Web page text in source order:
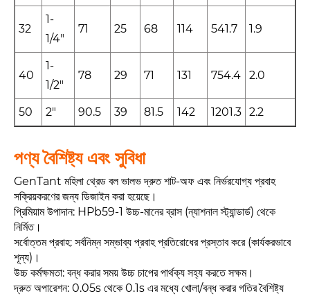
32
1-
1/4"
71 25 68 114 541.7 1.9
40
1-
1/2"
78 29 71 131 754.4 2.0
50 2" 90.5 39 81.5 142 1201.3 2.2
পণ্য বৈশিষ্ট্য এবং সুবিধা
GenTant মহিলা থ্রেড বল ভালভ দ্রুত শাট-অফ এবং নির্ভরযোগ্য প্রবাহ
সক্রিয়করণের জন্য ডিজাইন করা হয়েছে।
প্রিমিয়াম উপাদান: HPb59-1 উচ্চ-মানের ব্রাস (ন্যাশনাল স্ট্যান্ডার্ড) থেকে
নির্মিত।
সর্বোত্তম প্রবাহ: সর্বনিম্ন সম্ভাব্য প্রবাহ প্রতিরোধের প্রস্তাব করে (কার্যকরভাবে
শূন্য)।
উচ্চ কর্মক্ষমতা: বন্ধ করার সময় উচ্চ চাপের পার্থক্য সহ্য করতে সক্ষম।
দ্রুত অপারেশন: 0.05s থেকে 0.1s এর মধ্যে খোলা/বন্ধ করার গতির বৈশিষ্ট্য